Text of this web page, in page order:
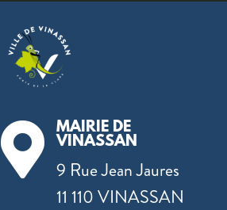

MAIRIE DE
VINASSAN
9 Rue Jean Jaures
11 110 VINASSAN